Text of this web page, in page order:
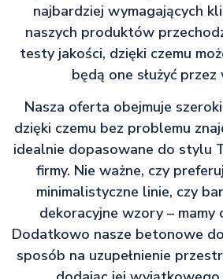
najbardziej wymagających
naszych produktów
testy jakości, dzięki czemu
będą one służyć
Nasza oferta obejmuje
dzięki czemu bez problemu
idealnie dopasowane do stylu
firmy. Nie ważne, czy
minimalistyczne linie, czy
dekoracyjne wzory – mamy
Dodatkowo nasze betonowe
sposób na uzupełnienie